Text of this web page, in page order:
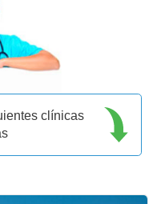
clínicas